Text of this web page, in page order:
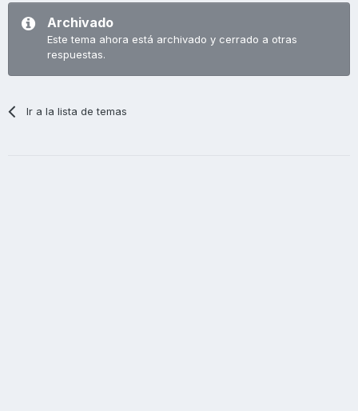
Archivado
Este tema ahora está archivado y cerrado a otras
respuestas.
Ir a la lista de temas